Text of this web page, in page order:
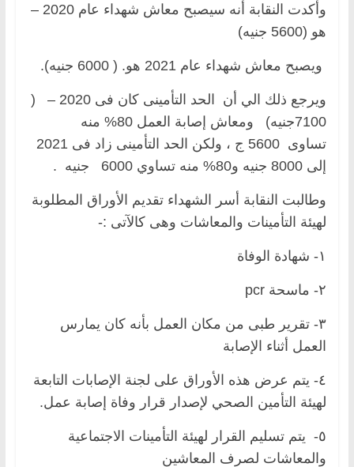
وأكدت النقابة أنه سيصبح معاش شهداء عام 2020 –
هو (5600 جنيه)
ويصبح معاش شهداء عام 2021 هو. ( 6000 جنيه).
ويرجع ذلك الي أن الحد التأمينى كان فى 2020 – (
7100جنيه) ومعاش إصابة العمل 80% منه
تساوى 5600 ج ، ولكن الحد التأمينى زاد فى 2021
إلى 8000 جنيه و80% منه تساوي 6000 جنيه .
وطالبت النقابة أسر الشهداء تقديم الأوراق المطلوبة
لهيئة التأمينات والمعاشات وهى كالآتى :-
١- شهادة الوفاة
٢- ماسحة pcr
٣- تقرير طبى من مكان العمل بأنه كان يمارس
العمل أثناء الإصابة
٤- يتم عرض هذه الأوراق على لجنة الإصابات التابعة
لهيئة التأمين الصحي لإصدار قرار وفاة إصابة عمل.
٥- يتم تسليم القرار لهيئة التأمينات الاجتماعية
والمعاشات لصرف المعاشين